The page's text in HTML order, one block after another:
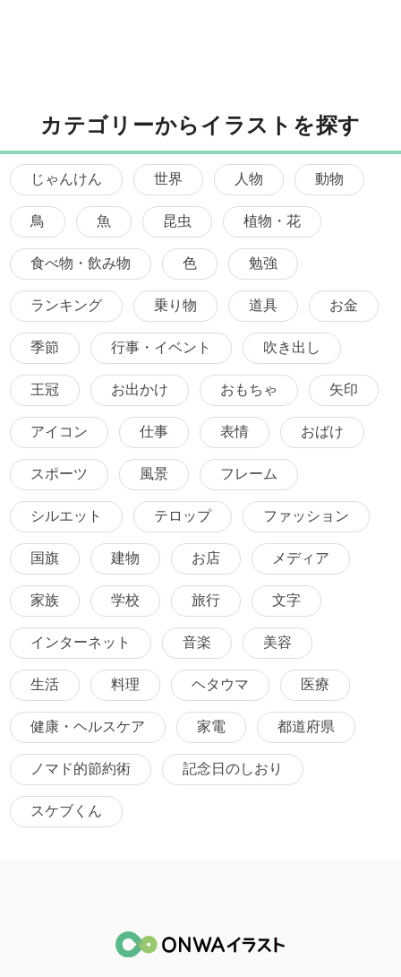
カテゴリーからイラストを探す
じゃんけん 世界 人物 動物
鳥 魚 昆虫 植物・花
食べ物・飲み物 色 勉強
ランキング 乗り物 道具 お金
季節 行事・イベント 吹き出し
王冠 お出かけ おもちゃ 矢印
アイコン 仕事 表情 おばけ
スポーツ 風景 フレーム
シルエット テロップ ファッション
国旗 建物 お店 メディア
家族 学校 旅行 文字
インターネット 音楽 美容
生活 料理 ヘタウマ 医療
健康・ヘルスケア 家電 都道府県
ノマド的節約術 記念日のしおり
スケブくん